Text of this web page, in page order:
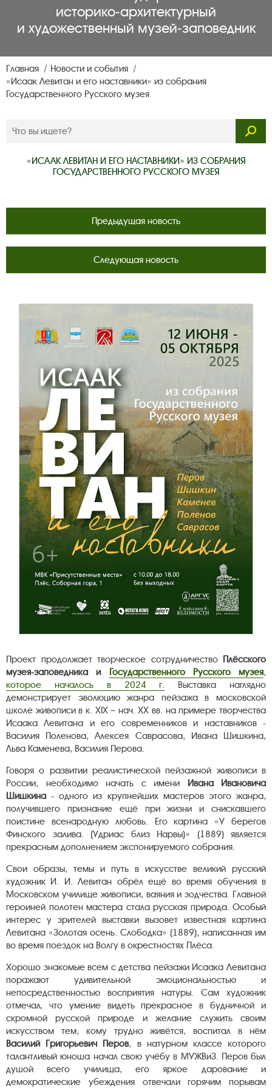
историко‑архитектурный
и художественный музей‑заповедник
Главная
Новости и события
«Исаак Левитан и его наставники» из собрания
Государственного Русского музея
«ИСААК ЛЕВИТАН И ЕГО НАСТАВНИКИ» ИЗ СОБРАНИЯ
ГОСУДАРСТВЕННОГО РУССКОГО МУЗЕЯ
Предыдущая новость
Следующая новость
Проект продолжает творческое сотрудничество Плёсского
музея-заповедника и Государственного Русского музея,
которое началось в 2024 г. Выставка наглядно
демонстрирует эволюцию жанра пейзажа в московской
школе живописи в к. XIX – нач. XX вв. на примере творчества
Исаака Левитана и его современников и наставников -
Василия Поленова, Алексея Саврасова, Ивана Шишкина,
Льва Каменева, Василия Перова.
Говоря о развитии реалистической пейзажной живописи в
России, необходимо начать с имени Ивана Ивановича
Шишкина - одного из крупнейших мастеров этого жанра,
получившего признание ещё при жизни и снискавшего
поистине всенародную любовь. Его картина «У берегов
Финского залива. (Удриас близ Нарвы)» (1889) является
прекрасным дополнением экспонируемого собрания.
Свои образы, темы и путь в искусстве великий русский
художник И. И. Левитан обрёл ещё во время обучения в
Московском училище живописи, ваяния и зодчества. Главной
героиней полотен мастера стала русская природа. Особый
интерес у зрителей выставки вызовет известная картина
Левитана «Золотая осень. Слободка» (1889), написанная им
во время поездок на Волгу в окрестностях Плёса.
Хорошо знакомые всем с детства пейзажи Исаака Левитана
поражают удивительной эмоциональностью и
непосредственностью восприятия натуры. Сам художник
отмечал, что умение видеть прекрасное в будничной и
скромной русской природе и желание служить своим
искусством тем, кому трудно живётся, воспитал в нём
Василий Григорьевич Перов, в натурном классе которого
талантливый юноша начал свою учёбу в МУЖВиЗ. Перов был
душой всего училища, его яркое дарование и
демократические убеждения отвечали горячим порывам